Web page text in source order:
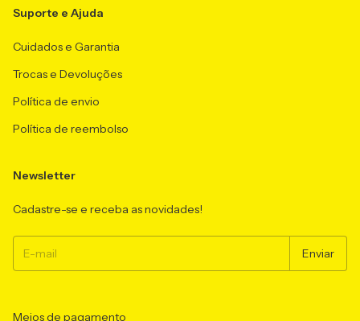
Suporte e Ajuda
Cuidados e Garantia
Trocas e Devoluções
Política de envio
Política de reembolso
Newsletter
Cadastre-se e receba as novidades!
Meios de pagamento